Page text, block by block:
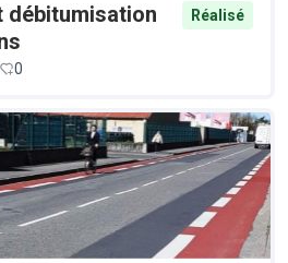
débitumisation
Réalisé
0